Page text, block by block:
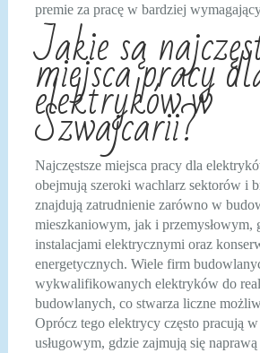
premie za pracę w bardziej
Jakie są
miejsca pracy
elektryków w
Szwajcarii?
Najczęstsze miejsca pracy dla
obejmują szeroki wachlarz sektorów i
znajdują zatrudnienie zarówno w
mieszkaniowym, jak i przemysłowym,
instalacjami elektrycznymi oraz
energetycznych. Wiele firm
wykwalifikowanych elektryków do
budowlanych, co stwarza liczne
Oprócz tego elektrycy często pracują
usługowym, gdzie zajmują się